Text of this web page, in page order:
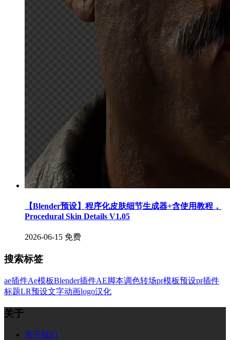
【Blender预设】程序化皮肤细节生成器+含使用教程，
Procedural Skin Details V1.05
2026-06-15 免费
搜索标签
ae插件Ae模板Blender插件AE脚本调色转场pr模板预设pr插件
标题LR预设文字动画logo汉化
关于
关于我们